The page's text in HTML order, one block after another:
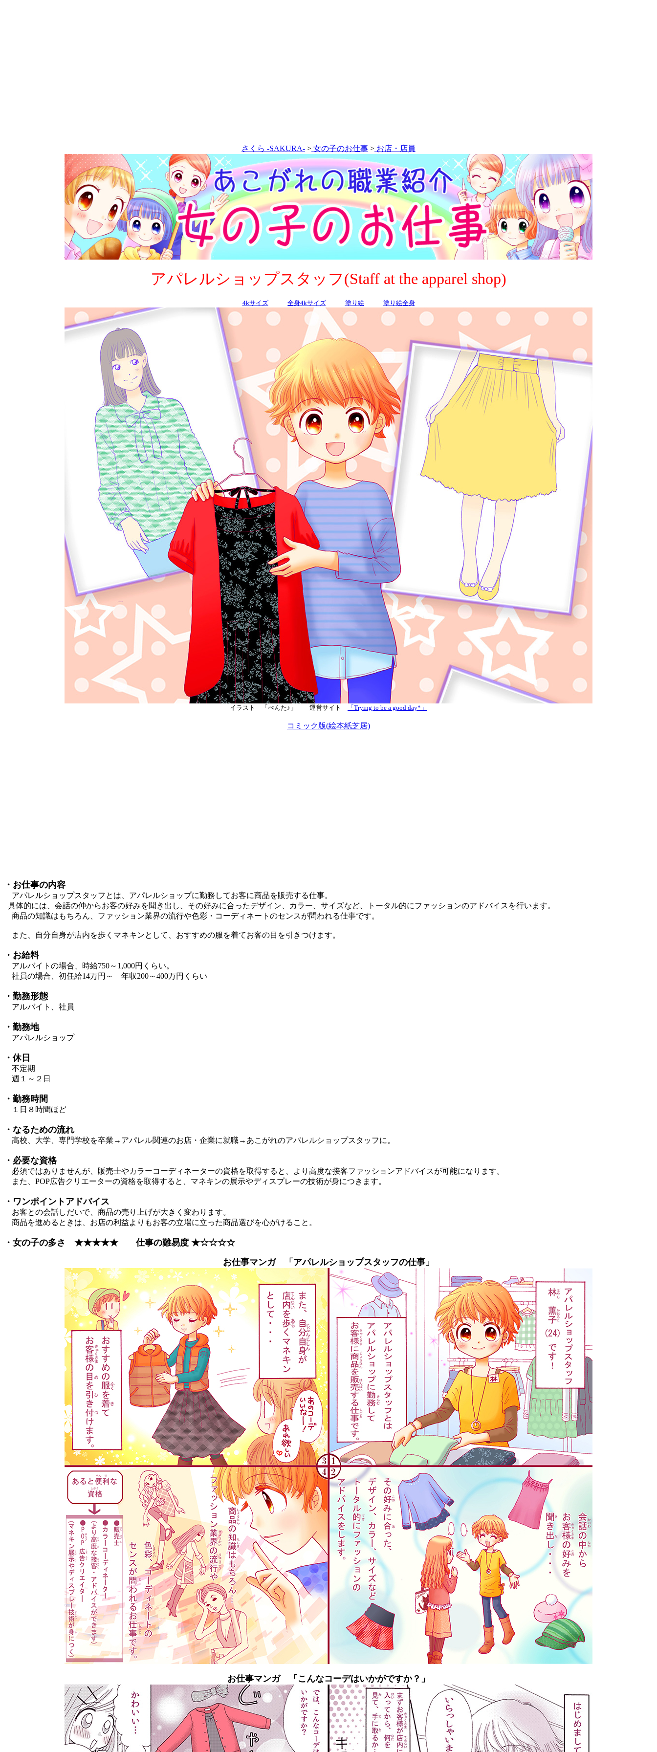
さくら -SAKURA- > 女の子のお仕事 > お店・店員
アパレルショップスタッフ(Staff at the apparel shop)
4kサイズ 全身4kサイズ 塗り絵 塗り絵全身
イラスト 「ぺんた♪」 運営サイト 「Trying to be a good day*」
コミック版(絵本紙芝居)
・お仕事の内容
アパレルショップスタッフとは、アパレルショップに勤務してお客に商品を販売する仕事。
具体的には、会話の仲からお客の好みを聞き出し、その好みに合ったデザイン、カラー、サイズなど、トータル的にファッションのアドバイスを行います。
商品の知識はもちろん、ファッション業界の流行や色彩・コーディネートのセンスが問われる仕事です。
また、自分自身が店内を歩くマネキンとして、おすすめの服を着てお客の目を引きつけます。
・お給料
アルバイトの場合、時給750～1,000円くらい。
社員の場合、初任給14万円～ 年収200～400万円くらい
・勤務形態
アルバイト、社員
・勤務地
アパレルショップ
・休日
不定期
週１～２日
・勤務時間
１日８時間ほど
・なるための流れ
高校、大学、専門学校を卒業→アパレル関連のお店・企業に就職→あこがれのアパレルショップスタッフに。
・必要な資格
必須ではありませんが、販売士やカラーコーディネーターの資格を取得すると、より高度な接客ファッションアドバイスが可能になります。
また、POP広告クリエーターの資格を取得すると、マネキンの展示やディスプレーの技術が身につきます。
・ワンポイントアドバイス
お客との会話しだいで、商品の売り上げが大きく変わります。
商品を進めるときは、お店の利益よりもお客の立場に立った商品選びを心がけること。
・女の子の多さ ★★★★★ 仕事の難易度 ★☆☆☆☆
お仕事マンガ 「アパレルショップスタッフの仕事」
お仕事マンガ 「こんなコーデはいかがですか？」